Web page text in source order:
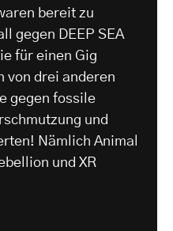
bereit zu
gegen DEEP SEA
für einen Gig
von drei anderen
gegen fossile
und
Nämlich Animal
und XR